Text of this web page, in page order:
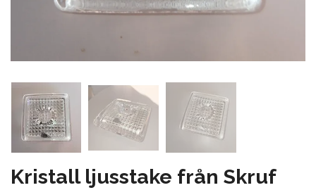
Kristall ljusstake från Skruf